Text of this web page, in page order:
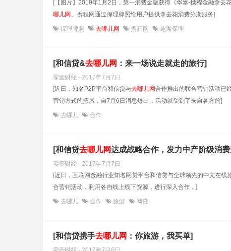
[【图片】2019年1月2日，第一消费金融获得《华泰-携程金融拿
哪儿网 、携程网通过保理牌照给用户提供拿去花消费分期服务]
保理牌照 去哪儿网 携程网 趣游保理
[和信贷&去哪儿网 ：来一场说走就走的旅行]
零壹财经 · 2017年7月7日
[近日，知名P2P平台和信贷与去哪儿网合作推出的联合营销活动已
营销方式的拓展，自7月6日消息爆出，活动就受到了来自各方的]
去哪儿 合作
[和信贷去哪儿网达成战略合作，发力中产阶级消
零壹财经 · 2017年7月7日
[近日，互联网金融行业知名网贷平台和信贷与全球领先的中文在线
合营销活动，利用各自线上线下资源，进行深入合作，]
去哪儿 合作 旅游 网贷
[和信贷携手去哪儿网 ：你旅游，我买单]